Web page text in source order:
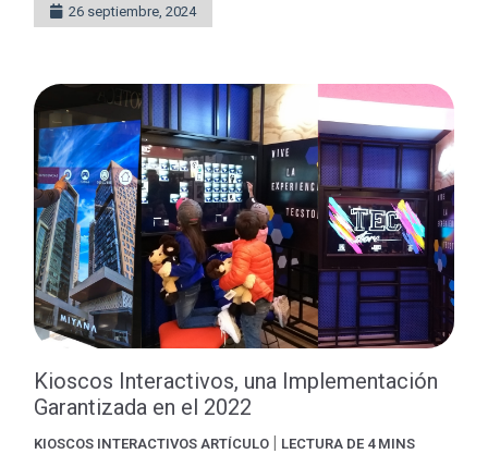
26 septiembre, 2024
Kioscos Interactivos, una Implementación
Garantizada en el 2022
KIOSCOS INTERACTIVOS ARTÍCULO | LECTURA DE 4 MINS